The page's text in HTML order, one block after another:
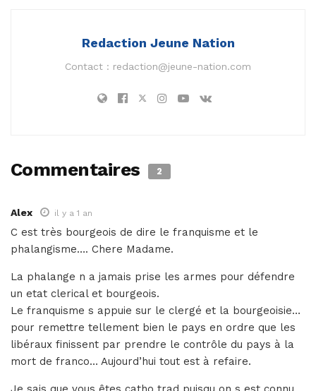
Redaction Jeune Nation
Contact : redaction@jeune-nation.com
Commentaires 2
Alex il y a 1 an
C est très bourgeois de dire le franquisme et le
phalangisme…. Chere Madame.
La phalange n a jamais prise les armes pour défendre
un etat clerical et bourgeois.
Le franquisme s appuie sur le clergé et la bourgeoisie…
pour remettre tellement bien le pays en ordre que les
libéraux finissent par prendre le contrôle du pays à la
mort de franco… Aujourd’hui tout est à refaire.